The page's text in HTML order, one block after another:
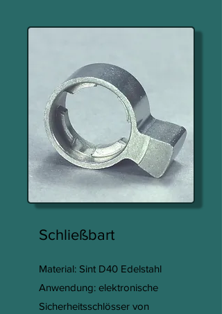
Schließbart
Material: Sint D40 Edelstahl
Anwendung: elektronische
Sicherheitsschlösser von